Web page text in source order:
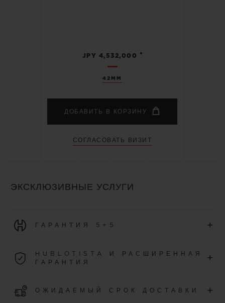
42MM
JPY 4,532,000 •
ДОБАВИТЬ В КОРЗИНУ
СОГЛАСОВАТЬ ВИЗИТ
ЭКСКЛЮЗИВНЫЕ УСЛУГИ
ГАРАНТИЯ 5+5 +
2026 года, распространяется международная гарантия
УЗНАТЬ БОЛЬШЕ
HUBLOTISTA И РАСШИРЕННАЯ
ГАРАНТИЯ
+
дополнительные 5 лет гарантии (при соблюдении условий)
ОЖИДАЕМЫЙ СРОК ДОСТАВКИ +